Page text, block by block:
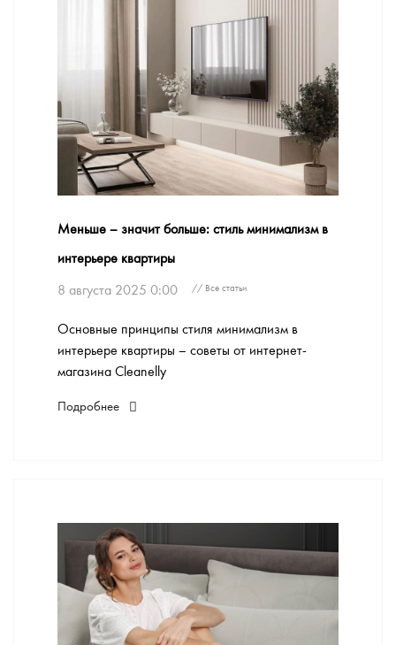
Меньше – значит больше: стиль минимализм в
интерьере квартиры
8 августа 2025 0:00
// Все статьи
Основные принципы стиля минимализм в
интерьере квартиры – советы от интернет-
магазина Cleanelly
Подробнее